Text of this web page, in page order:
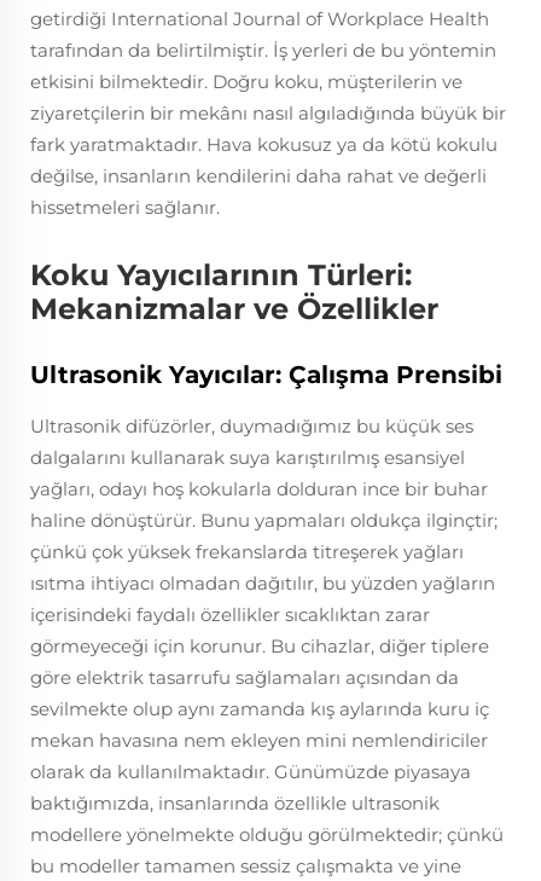
getirdiği International Journal of Workplace Health
tarafından da belirtilmiştir. İş yerleri de bu yöntemin
etkisini bilmektedir. Doğru koku, müşterilerin ve
ziyaretçilerin bir mekânı nasıl algıladığında büyük bir
fark yaratmaktadır. Hava kokusuz ya da kötü kokulu
değilse, insanların kendilerini daha rahat ve değerli
hissetmeleri sağlanır.
Koku Yayıcılarının Türleri:
Mekanizmalar ve Özellikler
Ultrasonik Yayıcılar: Çalışma Prensibi
Ultrasonik difüzörler, duymadığımız bu küçük ses
dalgalarını kullanarak suya karıştırılmış esansiyel
yağları, odayı hoş kokularla dolduran ince bir buhar
haline dönüştürür. Bunu yapmaları oldukça ilginçtir;
çünkü çok yüksek frekanslarda titreşerek yağları
ısıtma ihtiyacı olmadan dağıtılır, bu yüzden yağların
içerisindeki faydalı özellikler sıcaklıktan zarar
görmeyeceği için korunur. Bu cihazlar, diğer tiplere
göre elektrik tasarrufu sağlamaları açısından da
sevilmekte olup aynı zamanda kış aylarında kuru iç
mekan havasına nem ekleyen mini nemlendiriciler
olarak da kullanılmaktadır. Günümüzde piyasaya
baktığımızda, insanlarında özellikle ultrasonik
modellere yönelmekte olduğu görülmektedir; çünkü
bu modeller tamamen sessiz çalışmakta ve yine